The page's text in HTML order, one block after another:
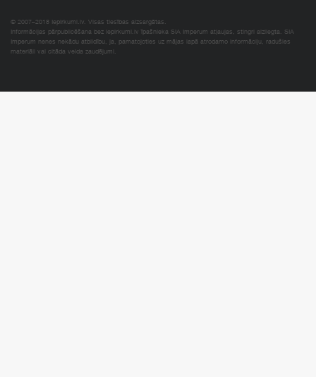
© 2007–2018 Iepirkumi.lv. Visas tiesības aizsargātas.
Informācijas pārpublicēšana bez iepirkumi.lv īpašnieka SIA Imperum atļaujas, stingri aizliegta. SIA
Imperum nenes nekādu atbildību, ja, pamatojoties uz mājas lapā atrodamo informāciju, radušies
materiāli vai citāda veida zaudējumi.